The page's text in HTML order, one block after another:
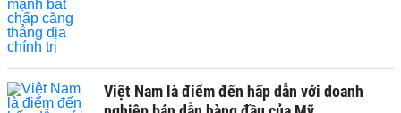
Việt Nam là điểm đến hấp dẫn với doanh